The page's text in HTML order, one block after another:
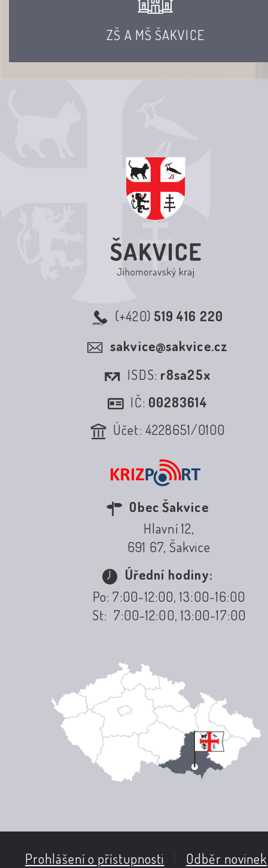
ZŠ A MŠ ŠAKVICE
(+420) 519 416 220
sakvice@sakvice.cz
ISDS: r8sa25x
IČ: 00283614
Účet: 4228651/0100
Obec Šakvice
Hlavní 12,
691 67, Šakvice
Úřední hodiny:
Po: 7:00-12:00, 13:00-16:00
St: 7:00-12:00, 13:00-17:00
Prohlášení o přístupnosti Odběr novinek